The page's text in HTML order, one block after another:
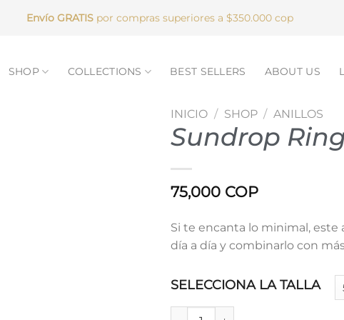
Envío GRATIS por compras superiores a $350.000 cop
SHOP COLLECTIONS BEST SELLERS ABOUT US
INICIO / SHOP / ANILLOS
Sundrop
75,000 COP
Si te encanta lo minimal, este
día a día y combinarlo con
SELECCIONA LA TALLA
Sundrop Ring cantidad